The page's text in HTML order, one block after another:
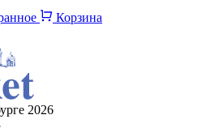
Корзина
2026